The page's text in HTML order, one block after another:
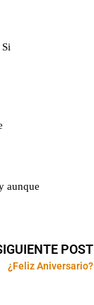
aunque
POST
¿Feliz Aniversario?